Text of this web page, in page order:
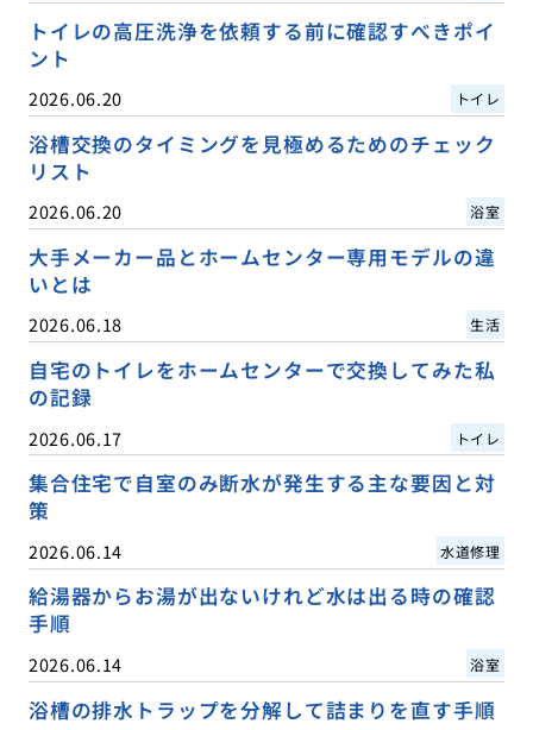
トイレの高圧洗浄を依頼する前に確認すべきポイ
ント
2026.06.20 トイレ
浴槽交換のタイミングを見極めるためのチェック
リスト
2026.06.20 浴室
大手メーカー品とホームセンター専用モデルの違
いとは
2026.06.18 生活
自宅のトイレをホームセンターで交換してみた私
の記録
2026.06.17 トイレ
集合住宅で自室のみ断水が発生する主な要因と対
策
2026.06.14 水道修理
給湯器からお湯が出ないけれど水は出る時の確認
手順
2026.06.14 浴室
浴槽の排水トラップを分解して詰まりを直す手順